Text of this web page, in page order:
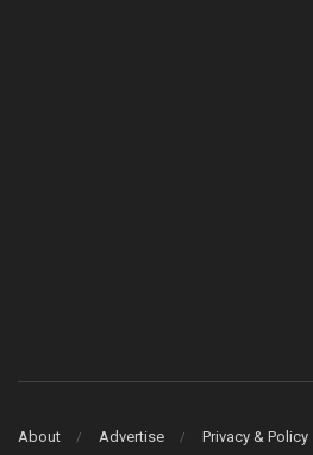
About Advertise Privacy & Policy